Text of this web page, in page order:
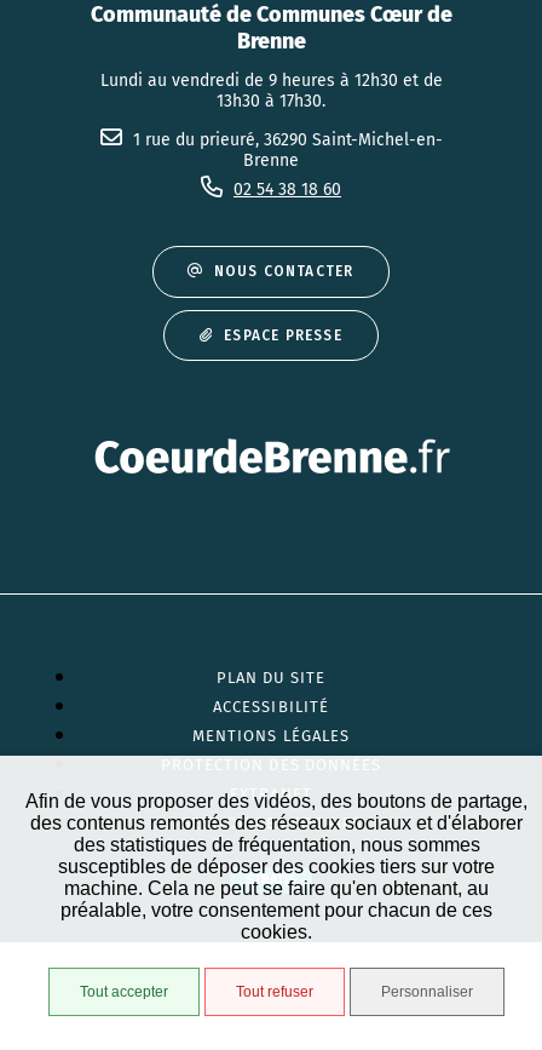
Afin de vous proposer des vidéos, des boutons de partage,
des contenus remontés des réseaux sociaux et d'élaborer
des statistiques de fréquentation, nous sommes
susceptibles de déposer des cookies tiers sur votre
machine. Cela ne peut se faire qu'en obtenant, au
préalable, votre consentement pour chacun de ces
cookies.
Tout accepter Tout refuser Personnaliser
Communauté de Communes Cœur de
Brenne
Lundi au vendredi de 9 heures à 12h30 et de
13h30 à 17h30.
1 rue du prieuré, 36290 Saint-Michel-en-
Brenne
02 54 38 18 60
NOUS CONTACTER
ESPACE PRESSE
PLAN DU SITE
ACCESSIBILITÉ
MENTIONS LÉGALES
EXTRANET
GESTION DES COOKIES
STRATIS